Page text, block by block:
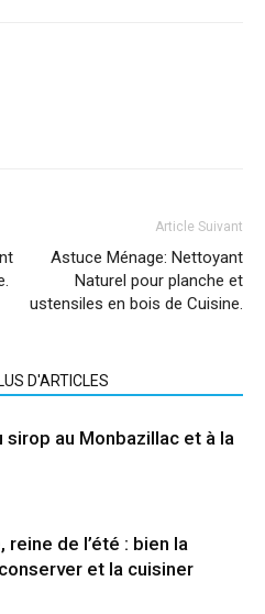
Article Suivant
Astuce Ménage: Nettoyant
Naturel pour planche et
ustensiles en bois de Cuisine.
D'ARTICLES
sirop au Monbazillac et à la
reine de l’été : bien la
et la cuisiner